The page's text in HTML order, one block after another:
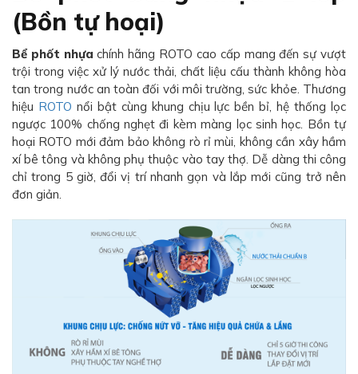
(Bồn tự hoại)
Bể phốt nhựa chính hãng ROTO cao cấp mang đến sự vượt
trội trong việc xử lý nước thải, chất liệu cấu thành không hòa
tan trong nước an toàn đối với môi trường, sức khỏe. Thương
hiệu ROTO nổi bật cùng khung chịu lực bền bỉ, hệ thống lọc
ngược 100% chống nghẹt đi kèm màng lọc sinh học. Bồn tự
hoại ROTO mới đảm bảo không rò rỉ mùi, không cần xây hầm
xí bê tông và không phụ thuộc vào tay thợ. Dễ dàng thi công
chỉ trong 5 giờ, đổi vị trí nhanh gọn và lắp mới cũng trở nên
đơn giản.